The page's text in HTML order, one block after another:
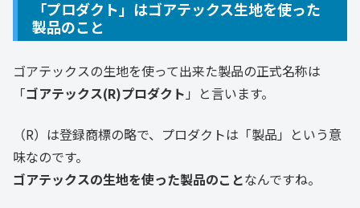
「プロダクト」はゴアテックス生地を使った
製品のこと
ゴアテックスの生地を使って出来た製品の正式名称は
「ゴアテックス(R)プロダクト 」と言います。
（R）は登録商標の略で、プロダクトは「製品」という意
味なのです。
ゴアテックスの生地を使った製品のことなんですね。